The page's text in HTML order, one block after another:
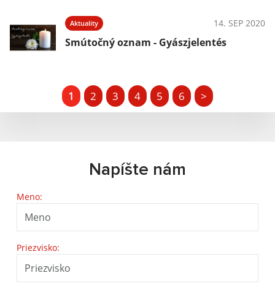
Aktuality 14. SEP 2020
Smútočný oznam - Gyászjelentés
1 2 3 4 5 6 >
Napíšte nám
Meno:
Priezvisko: